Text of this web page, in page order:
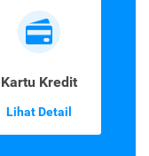
Kartu Kredit
Lihat Detail